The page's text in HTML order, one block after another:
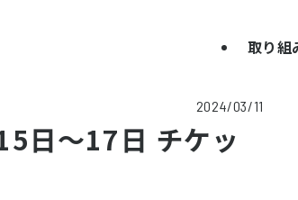
取り組
2024/03/11
日～17日 チケッ